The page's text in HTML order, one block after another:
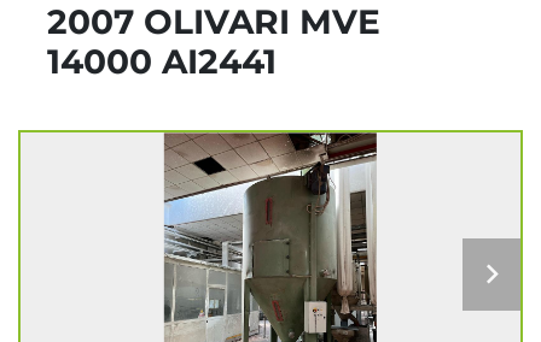
2007 OLIVARI MVE
14000 AI2441